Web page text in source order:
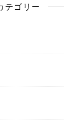
テゴリー